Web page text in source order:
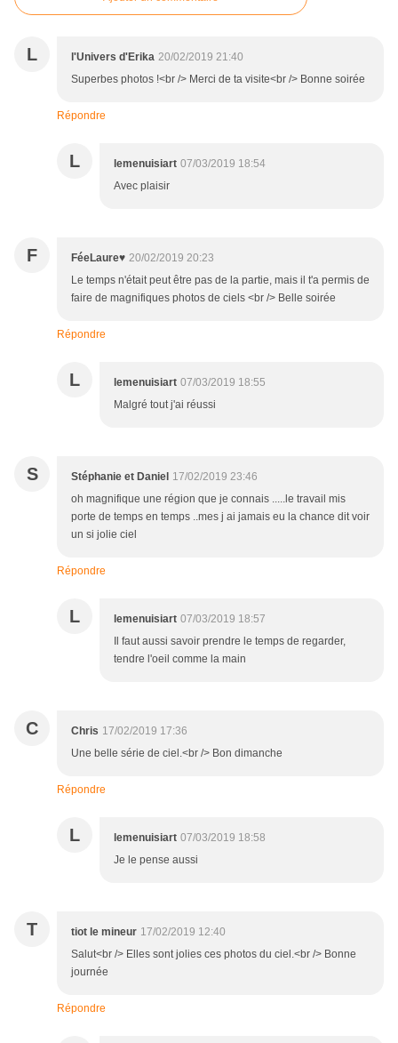
L l'Univers d'Erika 20/02/2019 21:40
Superbes photos !<br /> Merci de ta visite<br /> Bonne soirée
Répondre
L lemenuisiart 07/03/2019 18:54
Avec plaisir
F FéeLaure♥ 20/02/2019 20:23
Le temps n'était peut être pas de la partie, mais il t'a permis de
faire de magnifiques photos de ciels <br /> Belle soirée
Répondre
L lemenuisiart 07/03/2019 18:55
Malgré tout j'ai réussi
S Stéphanie et Daniel 17/02/2019 23:46
oh magnifique une région que je connais .....le travail mis
porte de temps en temps ..mes j ai jamais eu la chance dit voir
un si jolie ciel
Répondre
L lemenuisiart 07/03/2019 18:57
Il faut aussi savoir prendre le temps de regarder,
tendre l'oeil comme la main
C Chris 17/02/2019 17:36
Une belle série de ciel.<br /> Bon dimanche
Répondre
L lemenuisiart 07/03/2019 18:58
Je le pense aussi
T tiot le mineur 17/02/2019 12:40
Salut<br /> Elles sont jolies ces photos du ciel.<br /> Bonne
journée
Répondre